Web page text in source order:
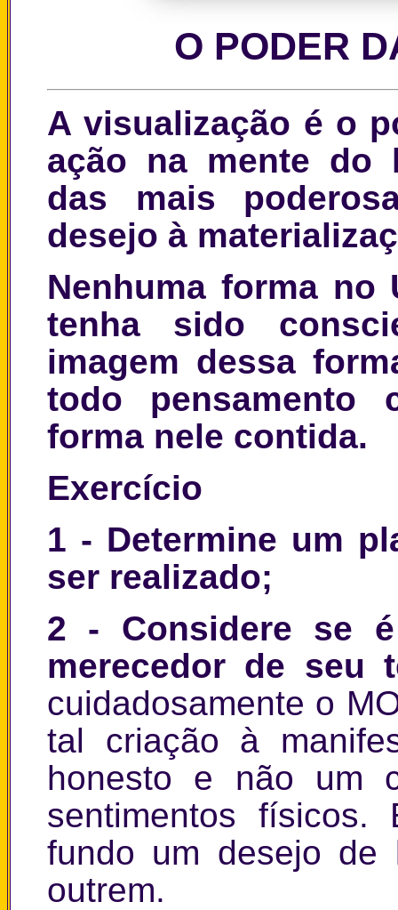
O PODER
A visualização é o
ação na mente do
das mais
desejo à
Nenhuma forma no
tenha sido
imagem dessa
todo pensamento
forma nele contida.
Exercício
1 - Determine um
ser realizado;
2 - Considere se
merecedor de seu
cuidadosamente o
tal criação à
honesto e não um
sentimentos
fundo um desejo de
outrem.